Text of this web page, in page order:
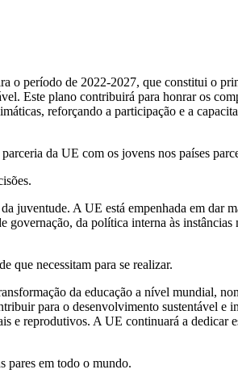
o período de 2022-2027, que constitui o
Este plano contribuirá para honrar os
reforçando a participação e a
da UE com os jovens nos países
juventude. A UE está empenhada em dar
da política interna às
que necessitam para se realizar.
da educação a nível mundial,
para o desenvolvimento sustentável e
e reprodutivos. A UE continuará a dedicar
pares em todo o mundo.